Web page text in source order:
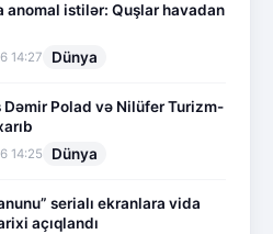
anomal istilər: Quşlar havadan
14:27 Dünya
Dəmir Polad və Nilüfer Turizm-
14:25 Dünya
serialı ekranlara vida
açıqlandı